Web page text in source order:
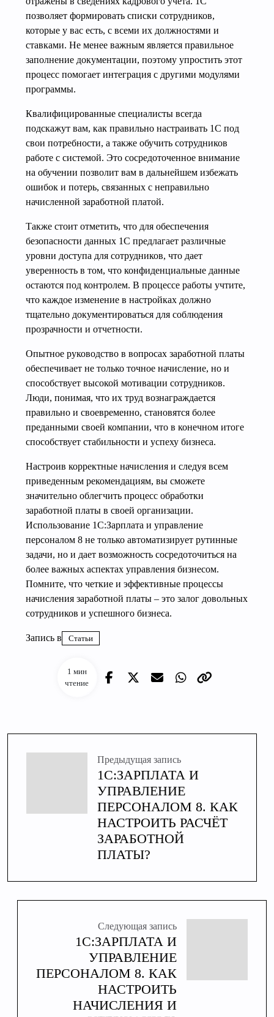
1 мин
чтение
позволяет формировать списки сотрудников,
которые у вас есть, с всеми их должностями и
ставками. Не менее важным является правильное
заполнение документации, поэтому упростить этот
процесс помогает интеграция с другими модулями
программы.
Квалифицированные специалисты всегда
подскажут вам, как правильно настраивать 1С под
свои потребности, а также обучить сотрудников
работе с системой. Это сосредоточенное внимание
на обучении позволит вам в дальнейшем избежать
ошибок и потерь, связанных с неправильно
начисленной заработной платой.
Также стоит отметить, что для обеспечения
безопасности данных 1С предлагает различные
уровни доступа для сотрудников, что дает
уверенность в том, что конфиденциальные данные
остаются под контролем. В процессе работы учтите,
что каждое изменение в настройках должно
тщательно документироваться для соблюдения
прозрачности и отчетности.
Опытное руководство в вопросах заработной платы
обеспечивает не только точное начисление, но и
способствует высокой мотивации сотрудников.
Люди, понимая, что их труд вознаграждается
правильно и своевременно, становятся более
преданными своей компании, что в конечном итоге
способствует стабильности и успеху бизнеса.
Настроив корректные начисления и следуя всем
приведенным рекомендациям, вы сможете
значительно облегчить процесс обработки
заработной платы в своей организации.
Использование 1С:Зарплата и управление
персоналом 8 не только автоматизирует рутинные
задачи, но и дает возможность сосредоточиться на
более важных аспектах управления бизнесом.
Помните, что четкие и эффективные процессы
начисления заработной платы – это залог довольных
сотрудников и успешного бизнеса.
Запись в Статьи
Предыдущая запись
1С:ЗАРПЛАТА И
УПРАВЛЕНИЕ
ПЕРСОНАЛОМ 8. КАК
НАСТРОИТЬ РАСЧЁТ
ЗАРАБОТНОЙ
ПЛАТЫ?
Следующая запись
1С:ЗАРПЛАТА И
УПРАВЛЕНИЕ
ПЕРСОНАЛОМ 8. КАК
НАСТРОИТЬ
НАЧИСЛЕНИЯ И